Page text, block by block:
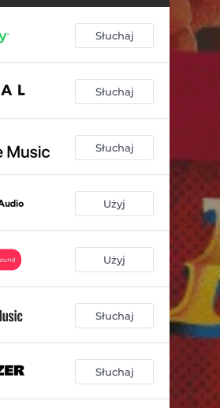
Słuchaj
Słuchaj
Słuchaj
Użyj
Użyj
Słuchaj
Słuchaj